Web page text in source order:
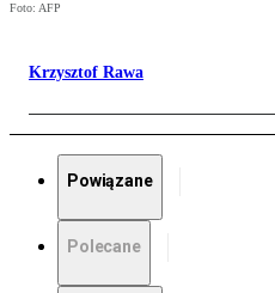
Foto: AFP
Krzysztof Rawa
Powiązane
Polecane